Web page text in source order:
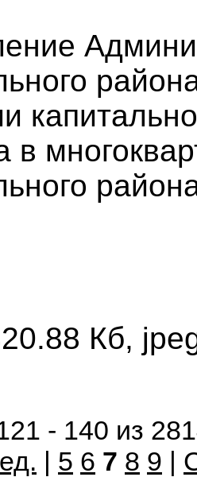
в
Кб,
- 140 из
| 5 6 7 8 9 |